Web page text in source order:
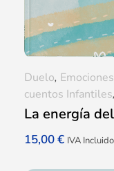
La energía
15,00€ IVA Incluido
Duelo, Emociones
cuentos Infantiles,